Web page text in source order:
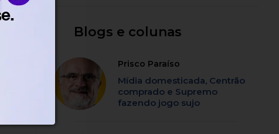
Blogs e colunas
Prisco Paraíso
Mídia domesticada, Centrão
comprado e Supremo
fazendo jogo sujo